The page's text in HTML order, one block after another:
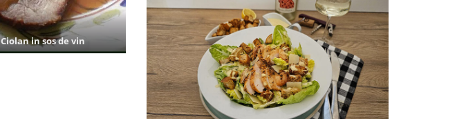
Ciolan in sos de vin